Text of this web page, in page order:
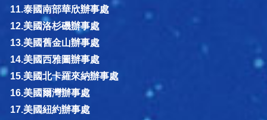
11.泰國南部華欣辦事處
12.美國洛杉磯辦事處
13.美國舊金山辦事處
14.美國西雅圖辦事處
15.美國北卡羅來納辦事處
16.美國爾灣辦事處
17.美國紐約辦事處